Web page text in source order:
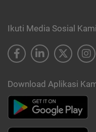
Ikuti Media Sosial Kami
Download Aplikasi